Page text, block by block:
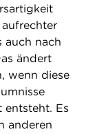
auch nach
ändert
wenn diese
entsteht. Es
anderen